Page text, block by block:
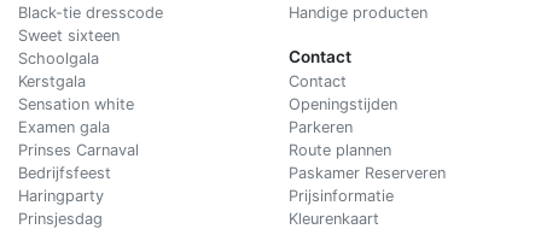
Black-tie dresscode
Sweet sixteen
Schoolgala
Kerstgala
Sensation white
Examen gala
Prinses Carnaval
Bedrijfsfeest
Haringparty
Prinsjesdag
Handige producten
Contact
Contact
Openingstijden
Parkeren
Route plannen
Paskamer Reserveren
Prijsinformatie
Kleurenkaart